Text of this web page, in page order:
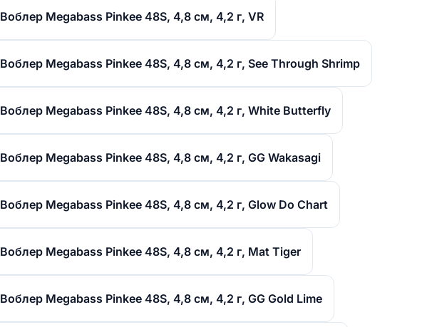
Воблер Megabass Pinkee 48S, 4,8 см, 4,2 г, VR
Воблер Megabass Pinkee 48S, 4,8 см, 4,2 г, See Through Shrimp
Воблер Megabass Pinkee 48S, 4,8 см, 4,2 г, White Butterfly
Воблер Megabass Pinkee 48S, 4,8 см, 4,2 г, GG Wakasagi
Воблер Megabass Pinkee 48S, 4,8 см, 4,2 г, Glow Do Chart
Воблер Megabass Pinkee 48S, 4,8 см, 4,2 г, Mat Tiger
Воблер Megabass Pinkee 48S, 4,8 см, 4,2 г, GG Gold Lime